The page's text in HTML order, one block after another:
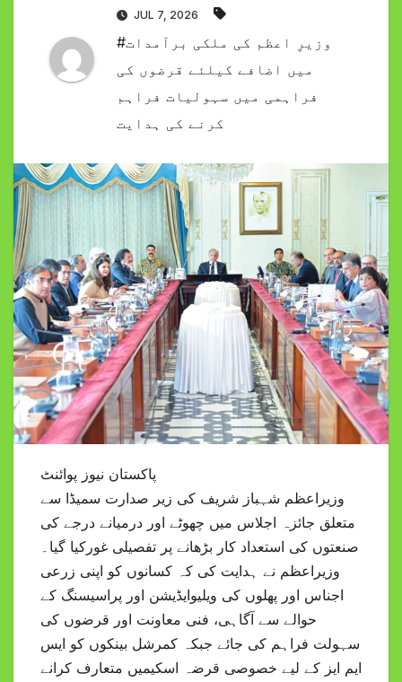
JUL 7, 2026
#وزیرِ اعظم کی ملکی برآمدات
میں اضافے کیلئے قرضوں کی
فراہمی میں سہولیات فراہم
کرنے کی ہدایت
پاکستان نیوز پوائنٹ
وزیراعظم شہباز شریف کی زیر صدارت سمیڈا سے
متعلق جائزہ اجلاس میں چھوٹے اور درمیانے درجے کی
صنعتوں کی استعداد کار بڑھانے پر تفصیلی غورکیا گیا۔
وزیراعظم نے ہدایت کی کہ کسانوں کو اپنی زرعی
اجناس اور پھلوں کی ویلیوایڈیشن اور پراسیسنگ کے
حوالے سے آگاہی، فنی معاونت اور قرضوں کی
سہولت فراہم کی جائے جبکہ کمرشل بینکوں کو ایس
ایم ایز کے لیے خصوصی قرضہ اسکیمیں متعارف کرانے